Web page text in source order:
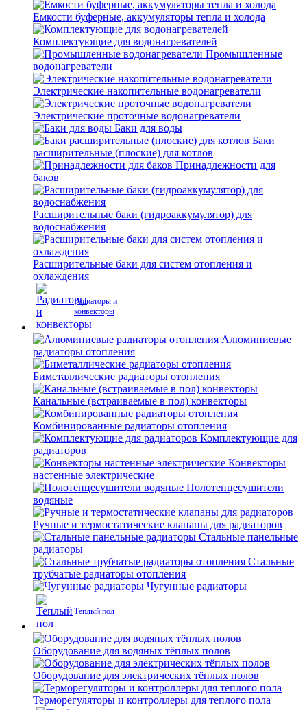
Емкости буферные, аккумуляторы тепла и холода
Комплектующие для водонагревателей
Промышленные
водонагреватели
Электрические накопительные водонагреватели
Электрические проточные водонагреватели
Баки для воды
Баки
расширительные (плоские) для котлов
Принадлежности для
баков
Расширительные баки (гидроаккумулятор) для
водоснабжения
Расширительные баки для систем отопления и
охлаждения
Радиаторы и
конвекторы
Алюминиевые
радиаторы отопления
Биметаллические радиаторы отопления
Канальные (встраиваемые в пол) конвекторы
Комбинированные радиаторы отопления
Комплектующие для
радиаторов
Конвекторы
настенные электрические
Полотенцесушители
водяные
Ручные и термостатические клапаны для радиаторов
Стальные панельные
радиаторы
Стальные
трубчатые радиаторы отопления
Чугунные радиаторы
Теплый пол
Оборудование для водяных тёплых полов
Оборудование для электрических тёплых полов
Терморегуляторы и контроллеры для теплого пола